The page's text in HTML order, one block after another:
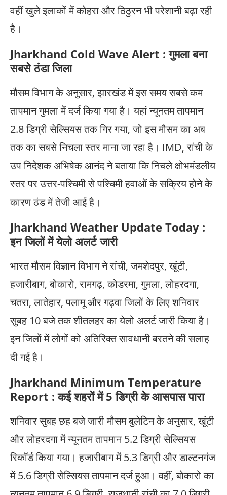
वहीं खुले इलाकों में कोहरा और ठिठुरन भी परेशानी बढ़ा रही
है।
Jharkhand Cold Wave Alert : गुमला बना
सबसे ठंडा जिला
मौसम विभाग के अनुसार, झारखंड में इस समय सबसे कम
तापमान गुमला में दर्ज किया गया है। यहां न्यूनतम तापमान
2.8 डिग्री सेल्सियस तक गिर गया, जो इस मौसम का अब
तक का सबसे निचला स्तर माना जा रहा है। IMD, रांची के
उप निदेशक अभिषेक आनंद ने बताया कि निचले क्षोभमंडलीय
स्तर पर उत्तर-पश्चिमी से पश्चिमी हवाओं के सक्रिय होने के
कारण ठंड में तेजी आई है।
Jharkhand Weather Update Today :
इन जिलों में येलो अलर्ट जारी
भारत मौसम विज्ञान विभाग ने रांची, जमशेदपुर, खूंटी,
हजारीबाग, बोकारो, रामगढ़, कोडरमा, गुमला, लोहरदगा,
चतरा, लातेहार, पलामू और गढ़वा जिलों के लिए शनिवार
सुबह 10 बजे तक शीतलहर का येलो अलर्ट जारी किया है।
इन जिलों में लोगों को अतिरिक्त सावधानी बरतने की सलाह
दी गई है।
Jharkhand Minimum Temperature
Report : कई शहरों में 5 डिग्री के आसपास पारा
शनिवार सुबह छह बजे जारी मौसम बुलेटिन के अनुसार, खूंटी
और लोहरदगा में न्यूनतम तापमान 5.2 डिग्री सेल्सियस
रिकॉर्ड किया गया। हजारीबाग में 5.3 डिग्री और डाल्टनगंज
में 5.6 डिग्री सेल्सियस तापमान दर्ज हुआ। वहीं, बोकारो का